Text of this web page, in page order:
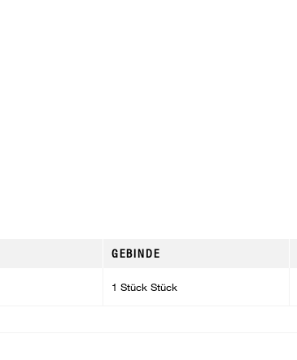
GEBINDE
1 Stück Stück